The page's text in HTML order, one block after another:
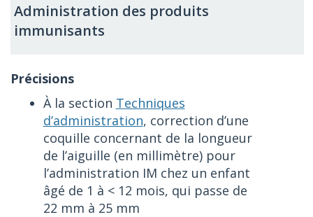
Administration des produits
immunisants
À la section Techniques
d’administration, correction d’une
coquille concernant de la longueur
de l’aiguille (en millimètre) pour
l’administration IM chez un enfant
âgé de 1 à < 12 mois, qui passe de
22 mm à 25 mm